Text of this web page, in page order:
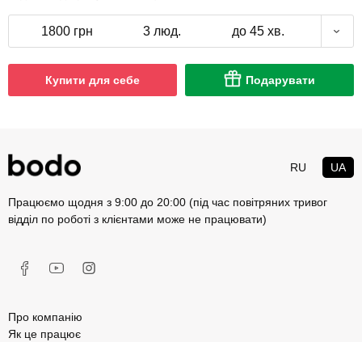
1800 грн 3 люд. до 45 хв.
Купити для себе Подарувати
RU UA
Працюємо щодня з 9:00 до 20:00 (під час повітряних тривог
відділ по роботі з клієнтами може не працювати)
Про компанію
Як це працює